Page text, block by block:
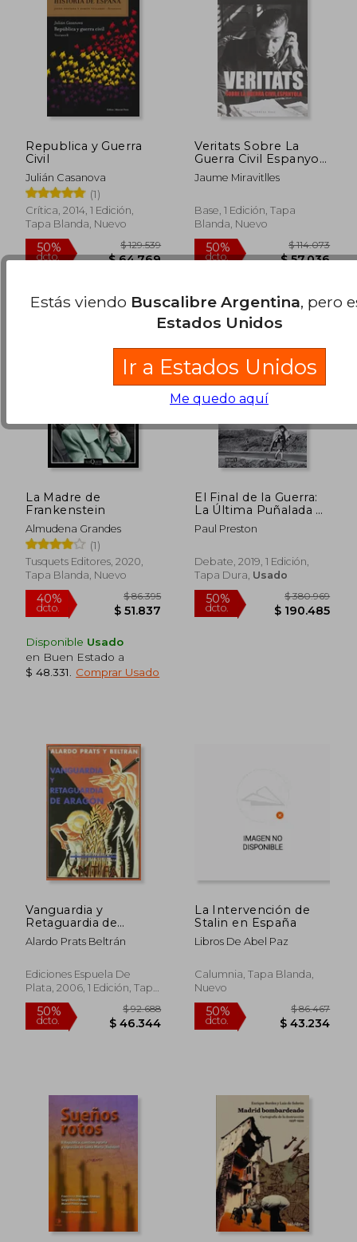
50%
dcto. $ 60.471
40%
dcto. $
50% $ 131.267 50% $
Republica y Guerra
Civil
Julián Casanova
(1)
Crítica, 2014, 1 Edición,
Tapa Blanda, Nuevo
50%
dcto.
$ 129.539
$ 64.769
Veritats Sobre La
Guerra Civil Espanyola
(Base Històrica)
Jaume Miravitlles
Base, 1 Edición, Tapa
Blanda, Nuevo
50%
dcto.
$
$
La Madre de
Frankenstein
Almudena Grandes
(1)
Tusquets Editores, 2020,
Tapa Blanda, Nuevo
Disponible Usado
en Buen Estado a
$ 48.331
Comprar Usado
El Final de la Guerra:
La Última Puñalada a
la República
Paul Preston
Debate, 2019, 1 Edición,
Tapa Dura, Usado
Vanguardia y
Retaguardia de
Aragón. La Guerra y la
Revolución en las
Aragonesas.
Introducción de
Torre.
Alardo Prats Beltrán
Ediciones Espuela De
Plata, 2006, 1 Edición, Tapa
Blanda,Usado
La Intervención de
Stalin en España
Libros De Abel Paz
Calumnia, Tapa Blanda,
Nuevo
Estás viendo Buscalibre Argentina, pero
Estados Unidos
Ir a Estados Unidos
Me quedo aquí